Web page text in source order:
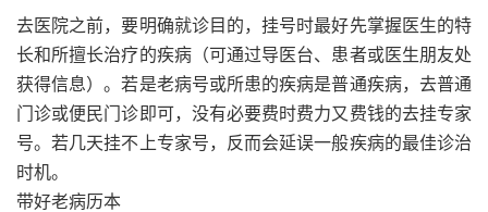
去医院之前，要明确就诊目的，挂号时最好先掌握医生的特
长和所擅长治疗的疾病（可通过导医台、患者或医生朋友处
获得信息）。若是老病号或所患的疾病是普通疾病，去普通
门诊或便民门诊即可，没有必要费时费力又费钱的去挂专家
号。若几天挂不上专家号，反而会延误一般疾病的最佳诊治
时机。
带好老病历本